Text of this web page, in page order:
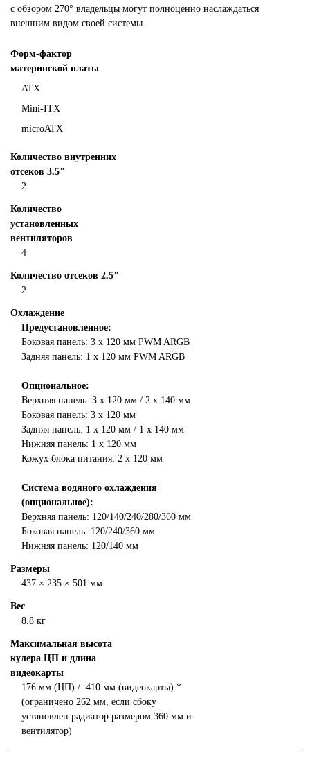
с обзором 270° владельцы могут полноценно наслаждаться
внешним видом своей системы.
Форм-фактор
материнской платы
ATX
Mini-ITX
microATX
Количество внутренних
отсеков 3.5"
2
Количество
установленных
вентиляторов
4
Количество отсеков 2.5"
2
Охлаждение
Предустановленное:
Боковая панель: 3 x 120 мм PWM ARGB
Задняя панель: 1 x 120 мм PWM ARGB
Опциональное:
Верхняя панель: 3 x 120 мм / 2 x 140 мм
Боковая панель: 3 х 120 мм
Задняя панель: 1 x 120 мм / 1 x 140 мм
Нижняя панель: 1 x 120 мм
Кожух блока питания: 2 x 120 мм
Система водяного охлаждения
(опциональное):
Верхняя панель: 120/140/240/280/360 мм
Боковая панель: 120/240/360 мм
Нижняя панель: 120/140 мм
Размеры
437 × 235 × 501 мм
Вес
8.8 кг
Максимальная высота
кулера ЦП и длина
видеокарты
176 мм (ЦП) / 410 мм (видеокарты) *
(ограничено 262 мм, если сбоку
установлен радиатор размером 360 мм и
вентилятор)